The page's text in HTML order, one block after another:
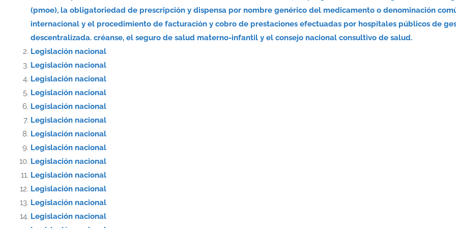
(pmoe), la obligatoriedad de prescripción y dispensa por nombre genérico del medicamento o denominación
internacional y el procedimiento de facturación y cobro de prestaciones efectuadas por hospitales públicos de
descentralizada. créanse, el seguro de salud materno-infantil y el consejo nacional consultivo de salud.
Legislación nacional
Legislación nacional
Legislación nacional
Legislación nacional
Legislación nacional
Legislación nacional
Legislación nacional
Legislación nacional
Legislación nacional
Legislación nacional
Legislación nacional
Legislación nacional
Legislación nacional